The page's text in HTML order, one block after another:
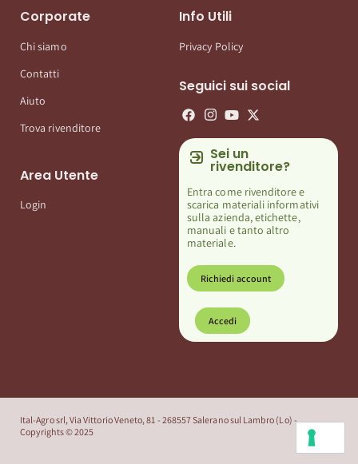
Corporate
Chi siamo
Contatti
Aiuto
Trova rivenditore
Area Utente
Login
Info Utili
Privacy Policy
Seguici sui social
Sei un
rivenditore?
Entra come rivenditore e
scarica materiali informativi
sulla azienda, etichette,
manuali e tanto altro
materiale.
Richiedi account
Accedi
Ital-Agro srl, Via Vittorio Veneto, 81 - 268557 Salerano sul Lambro (Lo) -
Copyrights © 2025